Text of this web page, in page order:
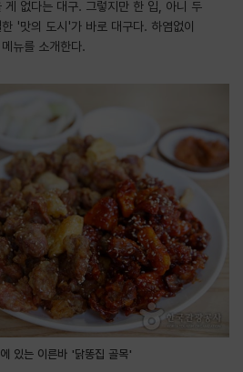
게 없다는 대구. 그렇지만 한 입, 아니 두
'맛의 도시'가 바로 대구다. 하염없이
뉴를 소개한다.
있는 이른바 '닭똥집 골목'